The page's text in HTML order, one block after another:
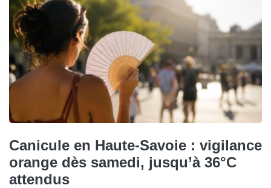
Canicule en Haute-Savoie : vigilance
orange dès samedi, jusqu’à 36°C
attendus